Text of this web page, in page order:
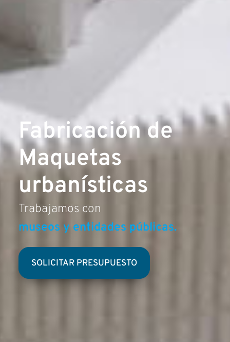
Fabricación de
Maquetas
urbanísticas
Trabajamos con
estudiantes y universidades.
SOLICITAR PRESUPUESTO